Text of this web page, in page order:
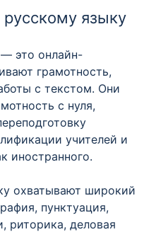
языку
это онлайн-
грамотность,
с текстом. Они
с нуля,
учителей и
иностранного.
охватывают широкий
пунктуация,
риторика, деловая